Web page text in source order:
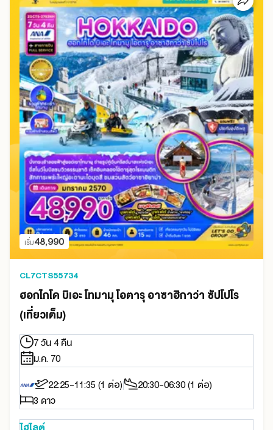
เริ่ม48,990
CL7CTS55734
ฮอกไกโด บิเอะ โทมามุ โอตารุ อาซาฮิกาว่า ซัปโปโร
(เที่ยวเต็ม)
7 วัน 4 คืน
ม.ค. 70
22:25-11:35 (1 ต่อ)
20:30-06:30 (1 ต่อ)
3 ดาว